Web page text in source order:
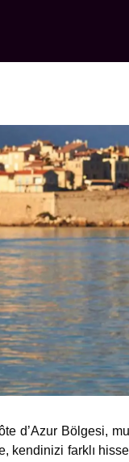
d’Azur Bölgesi,
kendinizi farklı